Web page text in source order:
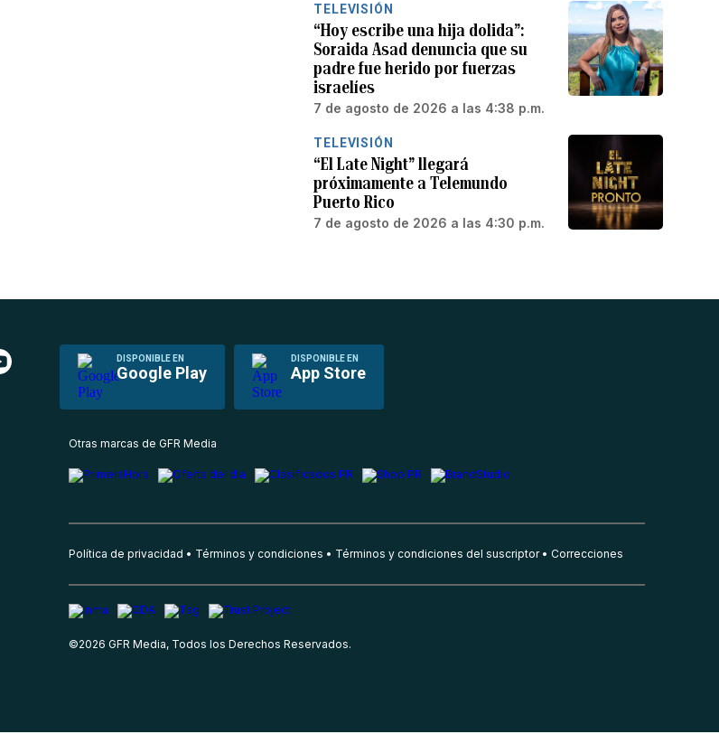
TELEVISIÓN
“Hoy escribe una hija dolida”:
Soraida Asad denuncia que su
padre fue herido por fuerzas
israelíes
7 de agosto de 2026 a las 4:38 p.m.
TELEVISIÓN
“El Late Night” llegará
próximamente a Telemundo
Puerto Rico
7 de agosto de 2026 a las 4:30 p.m.
DISPONIBLE EN
Google Play
DISPONIBLE EN
App Store
Otras marcas de GFR Media
Política de privacidad Términos y condiciones Términos y condiciones del suscriptor Correcciones
©2026 GFR Media, Todos los Derechos Reservados.